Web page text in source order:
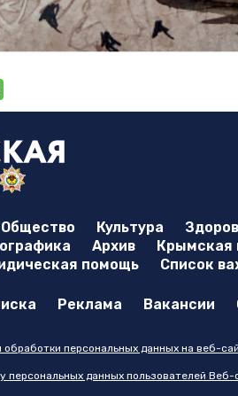
Общество Культура
Архив Крымская
помощь
Список
Реклама Вакансии
персональных данных на веб-
персональных данных пользователей Веб-